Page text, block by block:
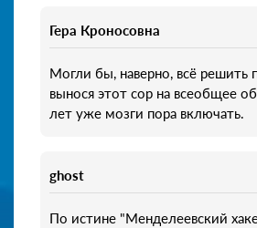
Гера Кроносовна
Могли бы, наверно, всё решить
вынося этот сор на всеобщее
лет уже мозги пора включать.
ghost
По истине "Менделеевский